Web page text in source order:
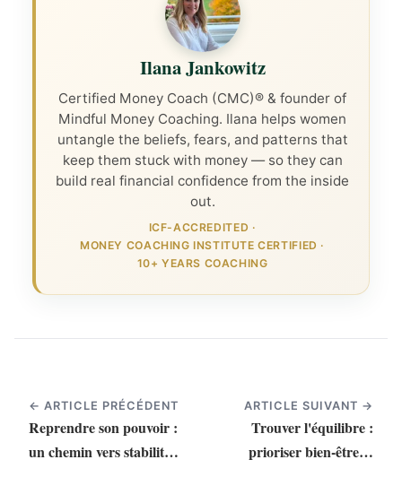
Ilana Jankowitz
Certified Money Coach (CMC)® & founder of
Mindful Money Coaching. Ilana helps women
untangle the beliefs, fears, and patterns that
keep them stuck with money — so they can
build real financial confidence from the inside
out.
ICF-ACCREDITED ·
MONEY COACHING INSTITUTE CERTIFIED ·
10+ YEARS COACHING
← ARTICLE PRÉCÉDENT
Reprendre son pouvoir :
un chemin vers stabilité
ARTICLE SUIVANT →
Trouver l'équilibre :
prioriser bien-être et